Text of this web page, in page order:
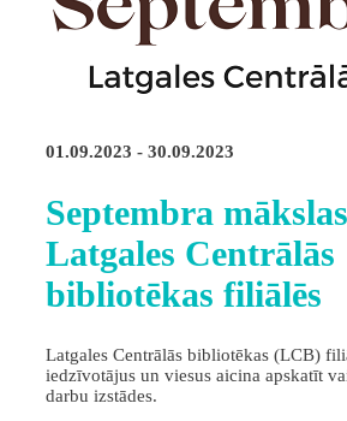
01.09.2023 - 30.09.2023
Septembra
Latgales Centrālās
bibliotēkas filiālēs
Latgales Centrālās bibliotēkas (LCB)
iedzīvotājus un viesus aicina apskatīt
darbu izstādes.